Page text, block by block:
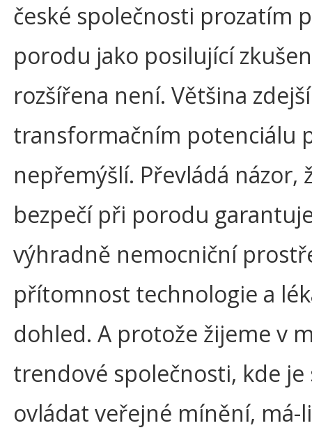
české společnosti prozatím
porodu jako posilující
rozšířena není. Většina
transformačním potenciálu
nepřemýšlí. Převládá názor,
bezpečí při porodu
výhradně nemocniční
přítomnost technologie a
dohled. A protože žijeme v
trendové společnosti, kde je
ovládat veřejné mínění, má-